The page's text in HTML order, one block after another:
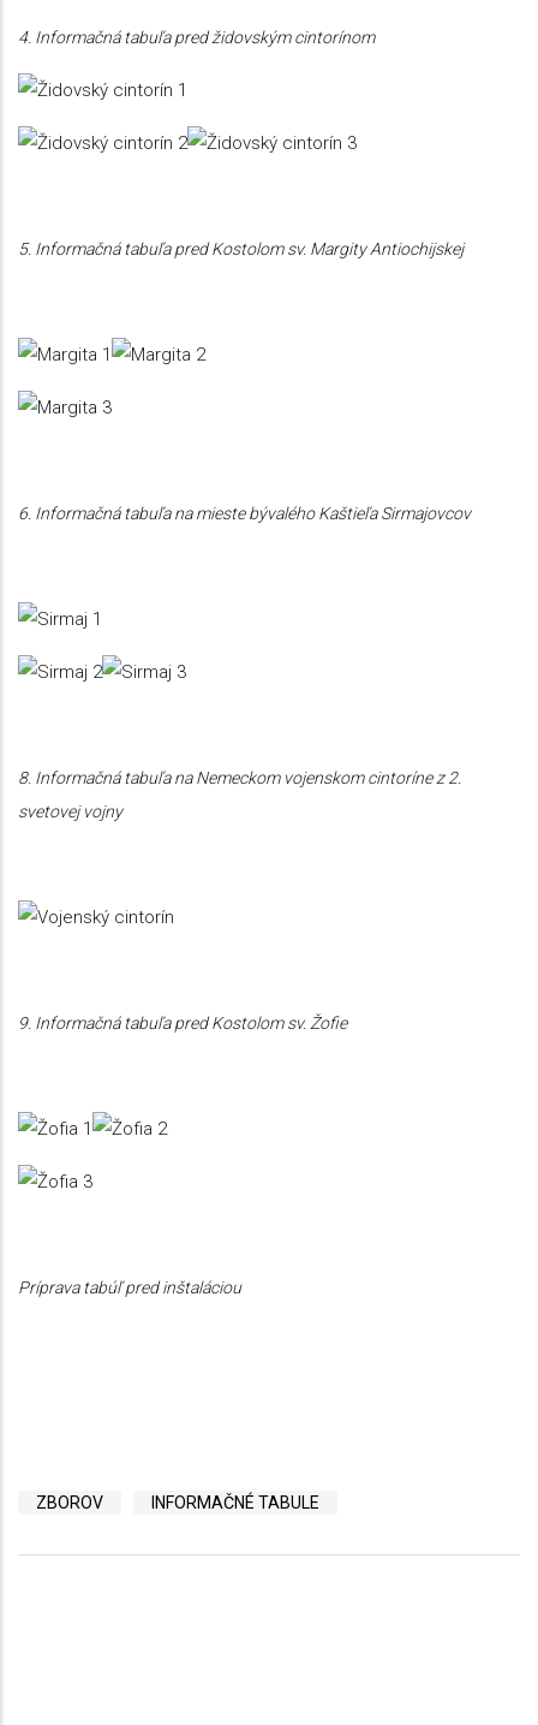
4. Informačná tabuľa pred židovským cintorínom
5. Informačná tabuľa pred Kostolom sv. Margity Antiochijskej
6. Informačná tabuľa na mieste bývalého Kaštieľa Sirmajovcov
8. Informačná tabuľa na Nemeckom vojenskom cintoríne z 2.
svetovej vojny
9. Informačná tabuľa pred Kostolom sv. Žofie
Príprava tabúľ pred inštaláciou
ZBOROV INFORMAČNÉ TABULE